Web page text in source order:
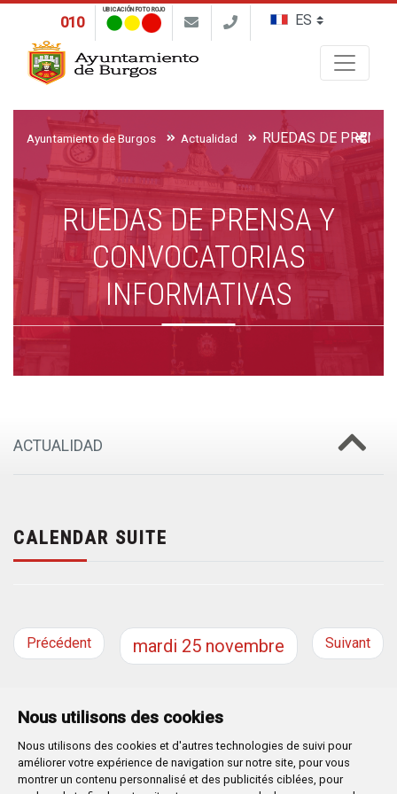
Nous utilisons des cookies
Nous utilisons des cookies et d'autres technologies de suivi pour
améliorer votre expérience de navigation sur notre site, pour vous
montrer un contenu personnalisé et des publicités ciblées, pour
010
UBICACIÓN FOTO ROJO
Ayuntamiento de Burgos Actualidad
RUEDAS DE PRENSA Y
CONVOCATORIAS
INFORMATIVAS
ACTUALIDAD
CALENDAR SUITE
Précédent mardi 25 novembre Suivant
Plaza Mayor 1- 09071BURGOS
947 288 800 CIF: P-0906100-C